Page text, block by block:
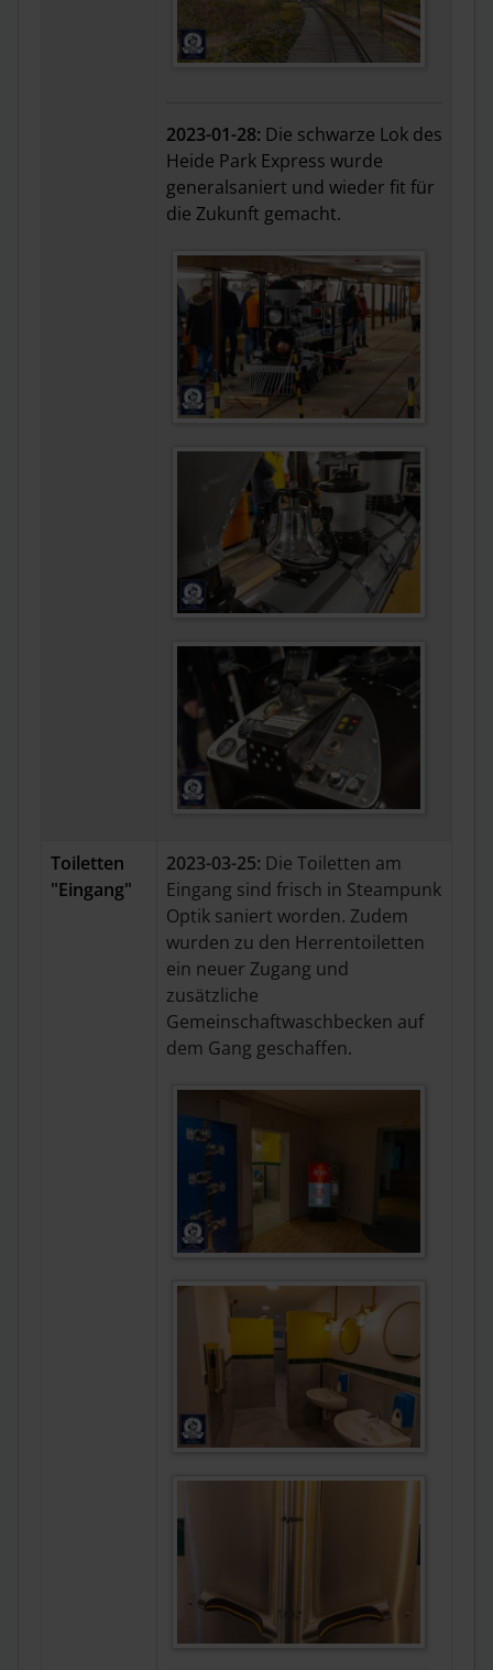
2023-01-28: Die schwarze Lok des
Heide Park Express wurde
generalsaniert und wieder fit für
die Zukunft gemacht.
Toiletten
"Eingang"
2023-03-25: Die Toiletten am
Eingang sind frisch in Steampunk
Optik saniert worden. Zudem
wurden zu den Herrentoiletten
ein neuer Zugang und
zusätzliche
Gemeinschaftwaschbecken auf
dem Gang geschaffen.